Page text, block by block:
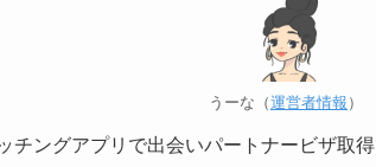
うーな（運営者情報 ）
チングアプリで出会いパートナービザ取得